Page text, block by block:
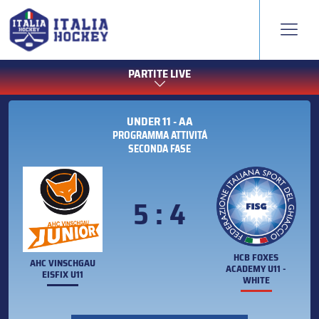
PARTITE LIVE
UNDER 11 - AA
PROGRAMMA ATTIVITÁ
SECONDA FASE
AHC VINSCHGAU
EISFIX U11
5 : 4
HCB FOXES
ACADEMY U11 -
WHITE